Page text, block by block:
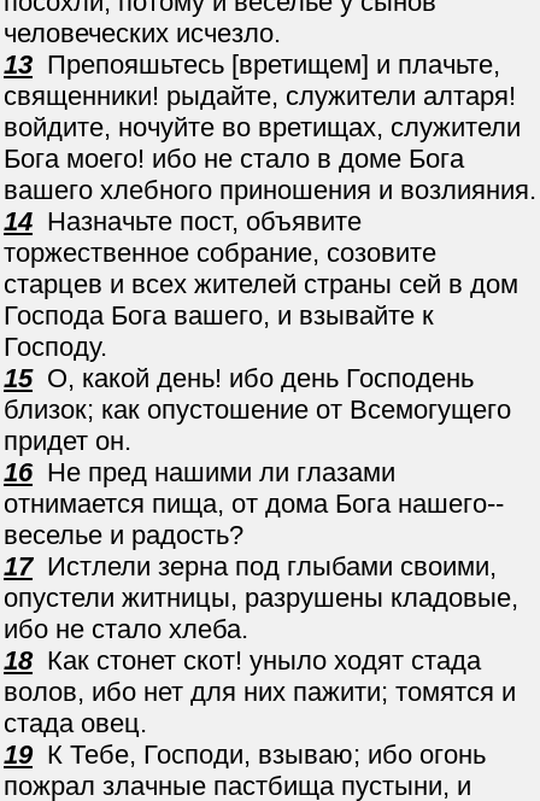
человеческих исчезло.
13 Препояшьтесь [вретищем] и плачьте,
священники! рыдайте, служители алтаря!
войдите, ночуйте во вретищах, служители
Бога моего! ибо не стало в доме Бога
вашего хлебного приношения и возлияния.
14 Назначьте пост, объявите
торжественное собрание, созовите
старцев и всех жителей страны сей в дом
Господа Бога вашего, и взывайте к
Господу.
15О, какой день! ибо день Господень
близок; как опустошение от Всемогущего
придет он.
16Не пред нашими ли глазами
отнимается пища, от дома Бога нашего--
веселье и радость?
17Истлели зерна под глыбами своими,
опустели житницы, разрушены кладовые,
ибо не стало хлеба.
18Как стонет скот! уныло ходят стада
волов, ибо нет для них пажити; томятся и
стада овец.
19К Тебе, Господи, взываю; ибо огонь
пожрал злачные пастбища пустыни, и